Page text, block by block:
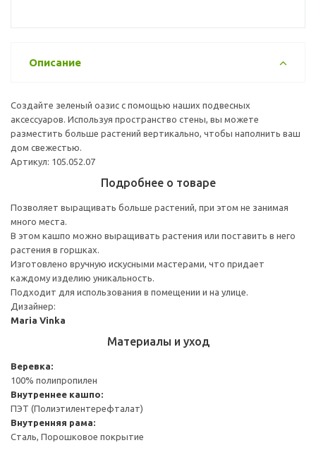
Описание
Создайте зеленый оазис с помощью наших подвесных
аксессуаров. Используя пространство стены, вы можете
разместить больше растений вертикально, чтобы наполнить ваш
дом свежестью.
Артикул: 105.052.07
Подробнее о товаре
Позволяет выращивать больше растений, при этом не занимая
много места.
В этом кашпо можно выращивать растения или поставить в него
растения в горшках.
Изготовлено вручную искусными мастерами, что придает
каждому изделию уникальность.
Подходит для использования в помещении и на улице.
Дизайнер:
Maria Vinka
Материалы и уход
Веревка:
100% полипропилен
Внутреннее кашпо:
ПЭТ (Полиэтилентерефталат)
Внутренняя рама:
Сталь, Порошковое покрытие